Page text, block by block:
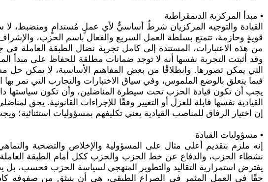
• مبدأ المركزية الديمقراطية
القيادة والتوجيه المركزيان شرطٌ أساسيٌّ لأي عملٍ مُستدامٍ ومنضبط، لا
قويةٍ وحازمة، تتمتع بسلطة العمل السريع والفعال باسم الحزب،
من هذه الاعتبارات، المستندة إلى كامل تجربة نضال الطبقة العاملة في
وقد أثبتت التجربة نفسها أنه لا توجد ضمانات مطلقة للحفاظ على مبدأ
التي يمكن تصورها. وانطلاقًا من بعض المفاهيم الأساسية، لا يمكن حل
فيما يتعلق بالوضع الملموس، وفي سياق الاختبارات والتجارب التي تمر بها
يجب أن تكون قيادة الحزب تحت سيطرة المناضلين، وأن تكون سياستها
القيادية نفسها قابلة للعزل أو التغيير وفقًا للإجراءات القانونية. يحق
إن اختيار الرفاق للمناصب القيادية يعني تكليفهم بمسؤوليات استثنائية؛
• مسؤوليات القيادة
إنه ملزم بتقديم أعلى مثال على المسؤولية والإخلاص والتضحية
نشطاء الحزب، والدفاع عن خط الحزب والحزب ككل أمام الطبقة
يفترض استمرارية التقاليد والتطوير المنهجي لسياسة الحزب فحسب، بل
حقًا في العمل المثمر في الصراع الطبقي، هي أن ينبثق من صفوفه كادر